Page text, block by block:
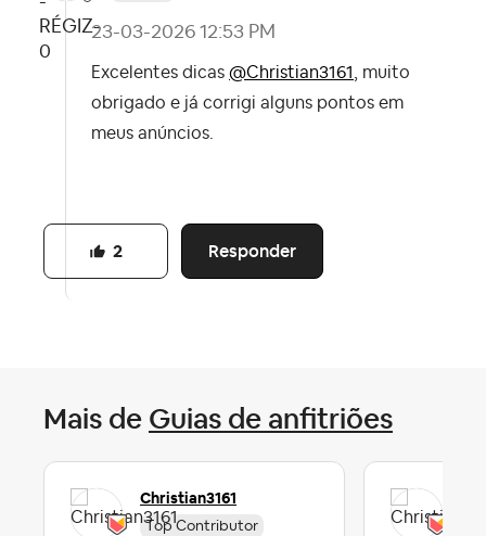
‎23-03-2026 12:53 PM
Excelentes dicas @Christian3161
, muito
obrigado e já corrigi alguns pontos em
meus anúncios.
Responder
2
Mais de Guias de anfitriões
Christian3161
Top Contributor